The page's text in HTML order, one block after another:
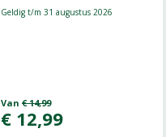
Geldig t/m 31 augustus 2026
Van € 14,99
€ 12,99